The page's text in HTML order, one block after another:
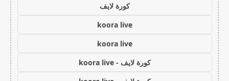
كورة لايف
koora live
koora live
كورة لايف - koora live